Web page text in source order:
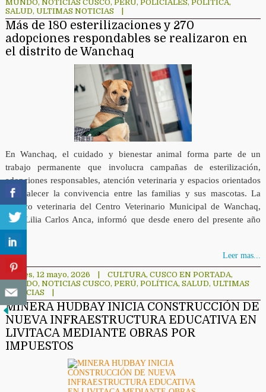
MUNDO, NOTICIAS CUSCO, PERÚ, POLICIALES, POLÍTICA,
SALUD, ULTIMAS NOTICIAS
Más de 180 esterilizaciones y 270
adopciones respondables se realizaron en
el distrito de Wanchaq
En Wanchaq, el cuidado y bienestar animal forma parte de un
trabajo permanente que involucra campañas de esterilización,
adopciones responsables, atención veterinaria y espacios orientados
a fortalecer la convivencia entre las familias y sus mascotas. La
médico veterinaria del Centro Veterinario Municipal de Wanchaq,
Dra. Lilia Carlos Anca, informó que desde enero del presente año
[…]
Leer mas...
martes, 12 mayo, 2026 CULTURA, CUSCO EN PORTADA,
MUNDO, NOTICIAS CUSCO, PERÚ, POLÍTICA, SALUD, ULTIMAS
NOTICIAS
MINERA HUDBAY INICIA CONSTRUCCIÓN DE
NUEVA INFRAESTRUCTURA EDUCATIVA EN
LIVITACA MEDIANTE OBRAS POR
IMPUESTOS